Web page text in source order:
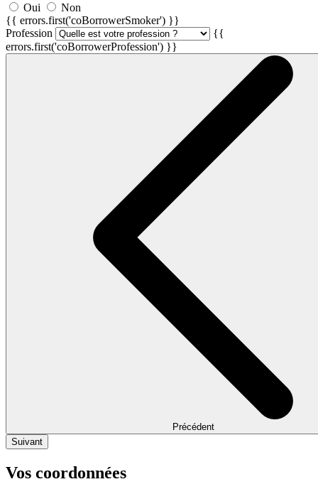
Oui
Non
{{ errors.first('coBorrowerSmoker') }}
Profession
{{
errors.first('coBorrowerProfession') }}
Précédent
Suivant
Vos coordonnées